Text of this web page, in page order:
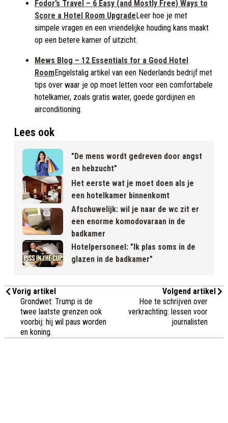
Fodor’s Travel – 6 Easy (and Mostly Free) Ways to
Score a Hotel Room Upgrade Leer hoe je met
simpele vragen en een vriendelijke houding kans maakt
op een betere kamer of uitzicht.
Mews Blog – 12 Essentials for a Good Hotel
RoomEngelstalig artikel van een Nederlands bedrijf met
tips over waar je op moet letten voor een comfortabele
hotelkamer, zoals gratis water, goede gordijnen en
airconditioning.
Lees ook
"De mens wordt gedreven door angst
en hebzucht"
Het eerste wat je moet doen als je
een hotelkamer binnenkomt
Afschuwelijk: wil je naar de wc zit er
een enorme komodovaraan in de
badkamer
Hotelpersoneel: "Ik plas soms in de
glazen in de badkamer"
Vorig artikel
Grondwet: Trump is de
twee laatste grenzen ook
voorbij: hij wil paus worden
en koning.
Volgend artikel
Hoe te schrijven over
verkrachting: lessen voor
journalisten